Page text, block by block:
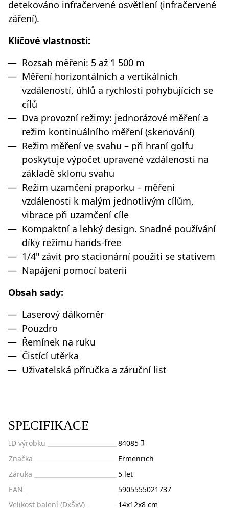
detekováno infračervené osvětlení (infračervené
záření).
Klíčové vlastnosti:
Rozsah měření: 5 až 1 500 m
Měření horizontálních a vertikálních
vzdáleností, úhlů a rychlosti pohybujících se
cílů
Dva provozní režimy: jednorázové měření a
režim kontinuálního měření (skenování)
Režim měření ve svahu – při hraní golfu
poskytuje výpočet upravené vzdálenosti na
základě sklonu svahu
Režim uzamčení praporku – měření
vzdálenosti k malým jednotlivým cílům,
vibrace při uzamčení cíle
Kompaktní a lehký design. Snadné používání
díky režimu hands-free
1/4" závit pro stacionární použití se stativem
Napájení pomocí baterií
Obsah sady:
Laserový dálkoměr
Pouzdro
Řemínek na ruku
Čistící utěrka
Uživatelská příručka a záruční list
SPECIFIKACE
ID výrobku
84085
Značka
Ermenrich
Záruka
5 let
EAN
5905555021737
Velikost balení (DxŠxV)
14x12x8 cm